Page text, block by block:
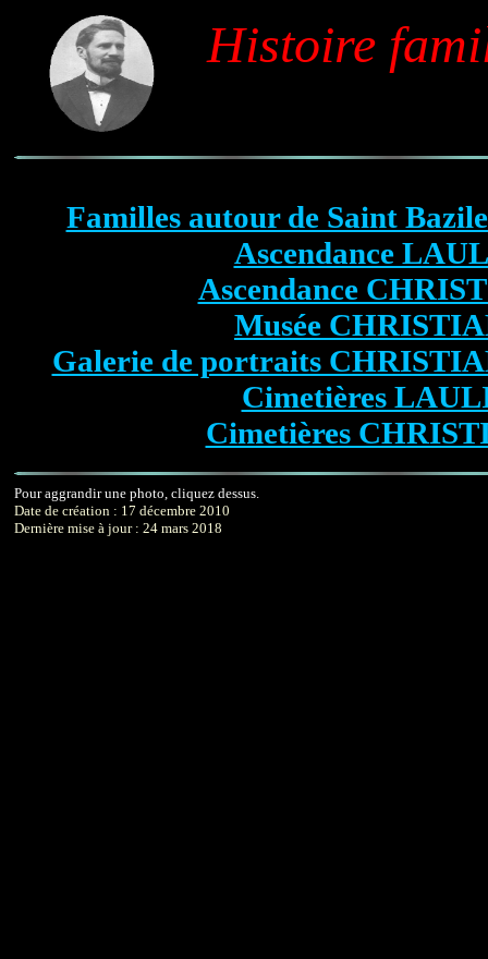
Histoire
Familles autour de Saint
Ascendance
Ascendance
Musée
Galerie de portraits
Cimetières
Cimetières
Pour aggrandir une photo, cliquez dessus.
Date de création : 17 décembre 2010
Dernière mise à jour : 24 mars 2018